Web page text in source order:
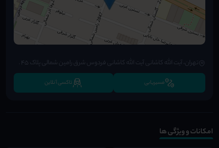
تهران، آیت الله کاشانی آیت الله کاشانی فردوس شرق رامین شمالی پلاک 45 .
مسیریابی تاکسی آنلاین
امکانات و ویژگی ها